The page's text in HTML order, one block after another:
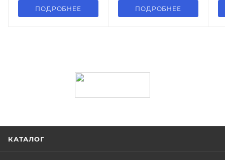
ПОДРОБНЕЕ ПОДРОБНЕЕ
КАТАЛОГ